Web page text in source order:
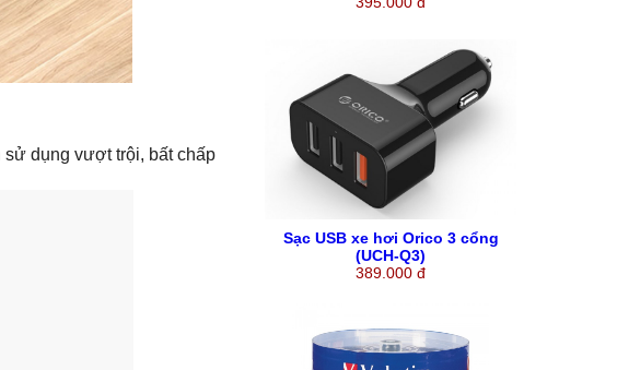
Sạc USB xe hơi Orico 3 cổng
(UCH-Q3)
389.000 đ
dụng vượt trội, bất chấp